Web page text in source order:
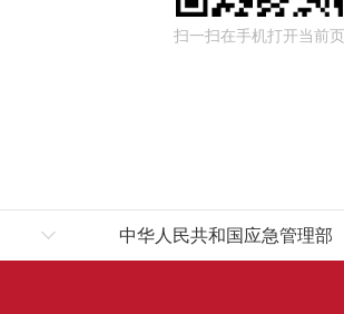
扫一扫在手机打开当前页
中华人民共和国应急管理部